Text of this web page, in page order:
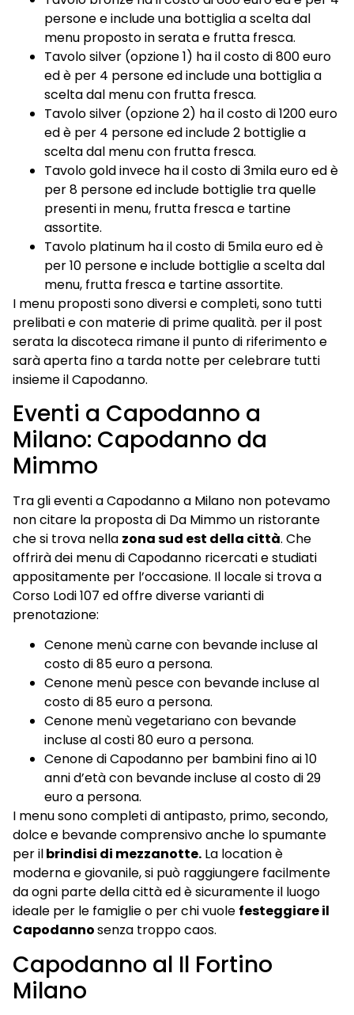
persone e include una bottiglia a scelta dal
menu proposto in serata e frutta fresca.
Tavolo silver (opzione 1) ha il costo di 800 euro
ed è per 4 persone ed include una bottiglia a
scelta dal menu con frutta fresca.
Tavolo silver (opzione 2) ha il costo di 1200 euro
ed è per 4 persone ed include 2 bottiglie a
scelta dal menu con frutta fresca.
Tavolo gold invece ha il costo di 3mila euro ed è
per 8 persone ed include bottiglie tra quelle
presenti in menu, frutta fresca e tartine
assortite.
Tavolo platinum ha il costo di 5mila euro ed è
per 10 persone e include bottiglie a scelta dal
menu, frutta fresca e tartine assortite.
I menu proposti sono diversi e completi, sono tutti
prelibati e con materie di prime qualità. per il post
serata la discoteca rimane il punto di riferimento e
sarà aperta fino a tarda notte per celebrare tutti
insieme il Capodanno.
Eventi a Capodanno a
Milano: Capodanno da
Mimmo
Tra gli eventi a Capodanno a Milano non potevamo
non citare la proposta di Da Mimmo un ristorante
che si trova nella zona sud est della città. Che
offrirà dei menu di Capodanno ricercati e studiati
appositamente per l’occasione. Il locale si trova a
Corso Lodi 107 ed offre diverse varianti di
prenotazione:
Cenone menù carne con bevande incluse al
costo di 85 euro a persona.
Cenone menù pesce con bevande incluse al
costo di 85 euro a persona.
Cenone menù vegetariano con bevande
incluse al costi 80 euro a persona.
Cenone di Capodanno per bambini fino ai 10
anni d’età con bevande incluse al costo di 29
euro a persona.
I menu sono completi di antipasto, primo, secondo,
dolce e bevande comprensivo anche lo spumante
per ilbrindisi di mezzanotte. La location è
moderna e giovanile, si può raggiungere facilmente
da ogni parte della città ed è sicuramente il luogo
ideale per le famiglie o per chi vuole festeggiare il
Capodannosenza troppo caos.
Capodanno al Il Fortino
Milano